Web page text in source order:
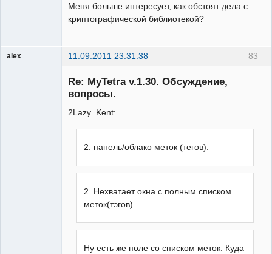
Меня больше интересует, как обстоят дела с
криптографической библиотекой?
83
alex 11.09.2011 23:31:38
Re: MyTetra v.1.30. Обсуждение,
вопросы.
2Lazy_Kent:
2. панель/облако меток (тегов).
2. Нехватает окна с полным списком
меток(тэгов).
Ну есть же поле со списком меток. Куда